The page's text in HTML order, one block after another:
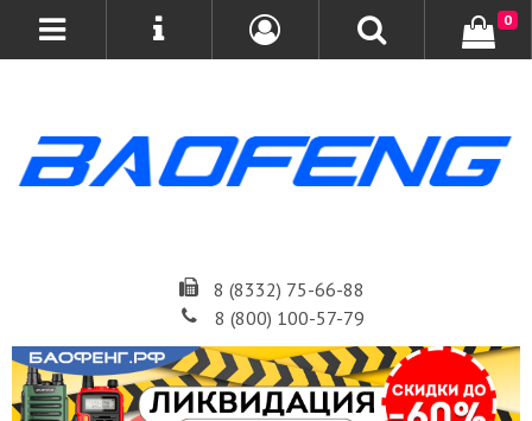
8 (8332) 75-66-88
8 (800) 100-57-79
0